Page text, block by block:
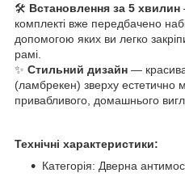
🛠️ Встановлення за 5 хвилин
комплекті вже передбачено
допомогою яких ви легко
рамі.
✨ Стильний дизайн —
(ламбрекен) зверху естетично
привабливого, домашнього
Технічні характеристики:
Категорія: Дверна